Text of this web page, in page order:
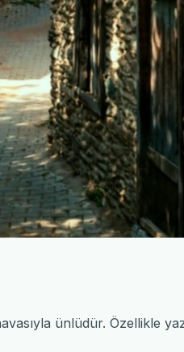
ünlüdür. Özellikle